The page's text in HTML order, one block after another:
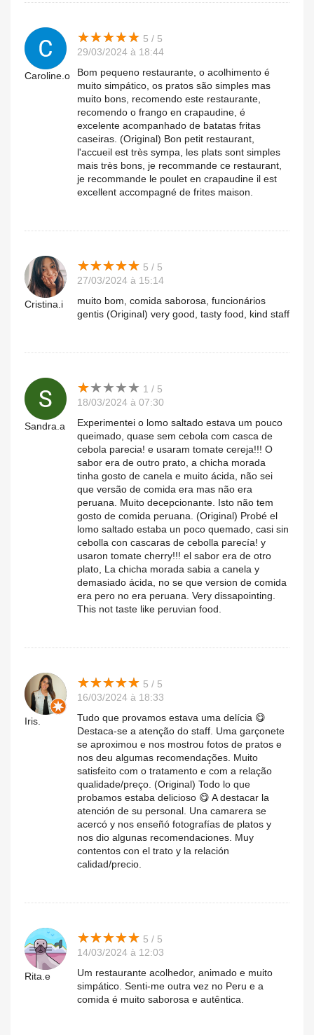
Caroline.o
★★★★★
★★★★★ 5 / 5
29/03/2024 à 18:44
Bom pequeno restaurante, o acolhimento é
muito simpático, os pratos são simples mas
muito bons, recomendo este restaurante,
recomendo o frango en crapaudine, é
excelente acompanhado de batatas fritas
caseiras. (Original) Bon petit restaurant,
l'accueil est très sympa, les plats sont simples
mais très bons, je recommande ce restaurant,
je recommande le poulet en crapaudine il est
excellent accompagné de frites maison.
Cristina.i
★★★★★
★★★★★ 5 / 5
27/03/2024 à 15:14
muito bom, comida saborosa, funcionários
gentis (Original) very good, tasty food, kind staff
Sandra.a
★★★★★
★★★★★ 1 / 5
18/03/2024 à 07:30
Experimentei o lomo saltado estava um pouco
queimado, quase sem cebola com casca de
cebola parecia! e usaram tomate cereja!!! O
sabor era de outro prato, a chicha morada
tinha gosto de canela e muito ácida, não sei
que versão de comida era mas não era
peruana. Muito decepcionante. Isto não tem
gosto de comida peruana. (Original) Probé el
lomo saltado estaba un poco quemado, casi sin
cebolla con cascaras de cebolla parecía! y
usaron tomate cherry!!! el sabor era de otro
plato, La chicha morada sabia a canela y
demasiado ácida, no se que version de comida
era pero no era peruana. Very dissapointing.
This not taste like peruvian food.
Iris.
★★★★★
★★★★★ 5 / 5
16/03/2024 à 18:33
Tudo que provamos estava uma delícia 😋
Destaca-se a atenção do staff. Uma garçonete
se aproximou e nos mostrou fotos de pratos e
nos deu algumas recomendações. Muito
satisfeito com o tratamento e com a relação
qualidade/preço. (Original) Todo lo que
probamos estaba delicioso 😋 A destacar la
atención de su personal. Una camarera se
acercó y nos enseñó fotografías de platos y
nos dio algunas recomendaciones. Muy
contentos con el trato y la relación
calidad/precio.
Rita.e
★★★★★
★★★★★ 5 / 5
14/03/2024 à 12:03
Um restaurante acolhedor, animado e muito
simpático. Senti-me outra vez no Peru e a
comida é muito saborosa e autêntica.